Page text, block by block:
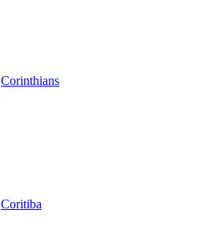
Corinthians
Coritiba